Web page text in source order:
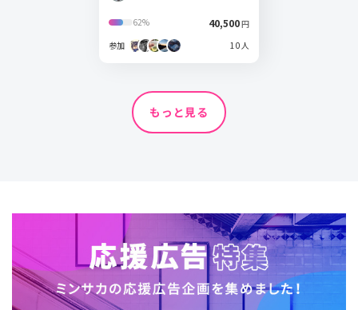
62% 40,500円
参加
10人
もっと見る